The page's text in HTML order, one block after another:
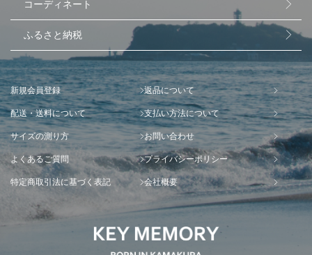
コーディネート
ふるさと納税
新規会員登録 返品について
配送・送料について 支払い方法について
サイズの測り方 お問い合わせ
よくあるご質問 プライバシーポリシー
特定商取引法に基づく表記 会社概要